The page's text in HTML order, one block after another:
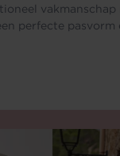
vakmanschap
perfecte pasvorm